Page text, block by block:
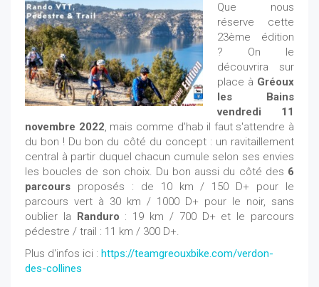
Que nous
réserve cette
23ème édition
? On le
découvrira sur
place à Gréoux
les Bains
vendredi 11
novembre 2022, mais comme d'hab il faut s'attendre à
du bon ! Du bon du côté du concept : un ravitaillement
central à partir duquel chacun cumule selon ses envies
les boucles de son choix. Du bon aussi du côté des 6
parcours proposés : de 10 km / 150 D+ pour le
parcours vert à 30 km / 1000 D+ pour le noir, sans
oublier la Randuro : 19 km / 700 D+ et le parcours
pédestre / trail : 11 km / 300 D+.
Plus d'infos ici : https://teamgreouxbike.com/verdon-
des-collines